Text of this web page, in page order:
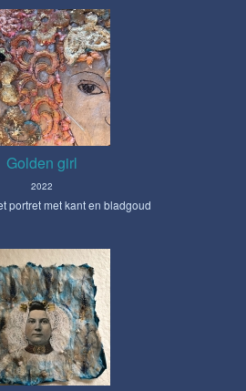
Golden girl
2022
portret met kant en bladgoud